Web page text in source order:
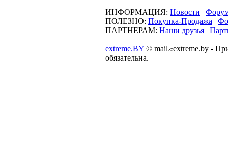
ИНФОРМАЦИЯ: Новости |
ПОЛЕЗНО: Покупка-Продажа |
ПАРТНЕРАМ: Наши друзья |
extreme.BY © mail
extreme.by -
обязательна.